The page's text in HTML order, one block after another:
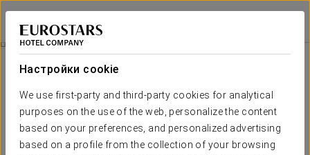
Настройки cookie
We use first-party and third-party cookies for analytical
purposes on the use of the web, personalize the content
based on your preferences, and personalized advertising
based on a profile from the collection of your browsing
Áurea Washington Irving
ГРАНАДА
Pомантический Опыт